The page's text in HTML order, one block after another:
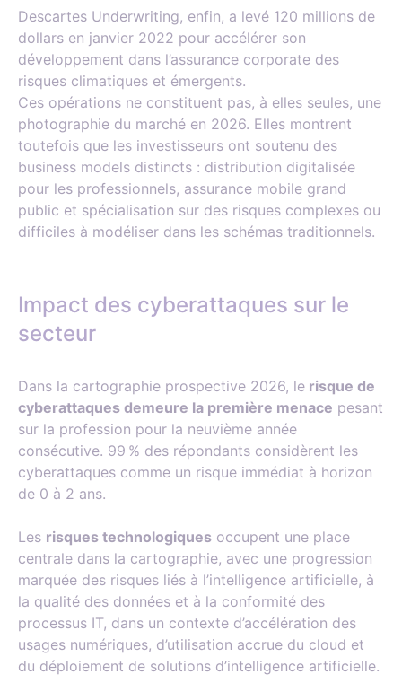
Descartes Underwriting, enfin, a levé 120 millions de
dollars en janvier 2022 pour accélérer son
développement dans l’assurance corporate des
risques climatiques et émergents.
Ces opérations ne constituent pas, à elles seules, une
photographie du marché en 2026. Elles montrent
toutefois que les investisseurs ont soutenu des
business models distincts : distribution digitalisée
pour les professionnels, assurance mobile grand
public et spécialisation sur des risques complexes ou
difficiles à modéliser dans les schémas traditionnels.
Impact des cyberattaques sur le
secteur
Dans la cartographie prospective 2026, le risque de
cyberattaques demeure la première menace pesant
sur la profession pour la neuvième année
consécutive. 99 % des répondants considèrent les
cyberattaques comme un risque immédiat à horizon
de 0 à 2 ans.
Les risques technologiques occupent une place
centrale dans la cartographie, avec une progression
marquée des risques liés à l’intelligence artificielle, à
la qualité des données et à la conformité des
processus IT, dans un contexte d’accélération des
usages numériques, d’utilisation accrue du cloud et
du déploiement de solutions d’intelligence artificielle.